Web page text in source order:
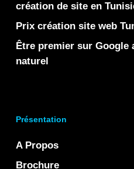
création de site en
Prix création site web
Être premier sur Google
naturel
Présentation
A Propos
Brochure